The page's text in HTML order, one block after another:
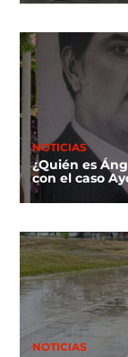
NOTICIAS
¿Quién es
con el caso
NOTICIAS